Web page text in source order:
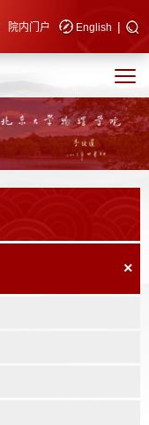
院内门户 English |
×